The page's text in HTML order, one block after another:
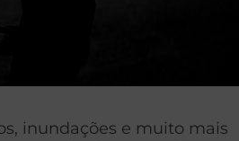
inundações e muito mais